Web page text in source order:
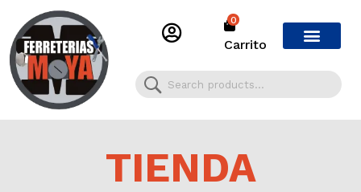
0
Carrito
TIENDA